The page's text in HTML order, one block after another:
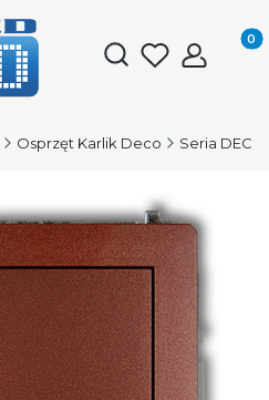
Otwórz
Osprzęt Karlik Deco Seria